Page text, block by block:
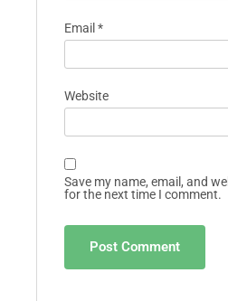
Email*
Website
Save my name, email, and
for the next time I comment.